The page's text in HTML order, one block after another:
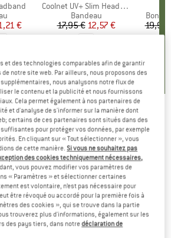
group
réduit
€
Article
Coolnet UV+ Slim Headband
Product group
Bandeau
Prix
17,95 € Prix réduit
12,57 €
19,95
Headband Foil P1 -
et des technologies comparables afin de garantir
notre site web. Par ailleurs, nous proposons des
nous analysons notre flux de
le contenu et la publicité et nous fournissons
Cela permet également à nos partenaires de
et d'analyse de s'informer sur la manière dont
certains de ces partenaires sont situés dans des
pour protéger vos données, par exemple
En cliquant sur « Tout sélectionner », vous
de cette manière.Si vous ne souhaitez pas
des cookies techniquement nécessaires,
vous pouvez modifier vos paramètres de
« Paramètres » et sélectionner certaines
est volontaire, n’est pas nécessaire pour
être révoqué ou accordé pour la première fois à
des cookies », qui se trouve dans la partie
trouverez plus d'informations, également sur les
des pays tiers, dans notredéclaration de